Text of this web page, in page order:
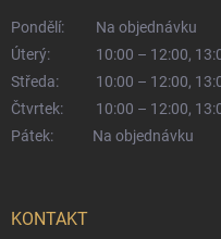
Pondělí:
Na objednávku
Úterý:
10:00 – 12:00,
Středa:
10:00 – 12:00,
Čtvrtek:
10:00 – 12:00,
Pátek:
Na objednávku
KONTAKT